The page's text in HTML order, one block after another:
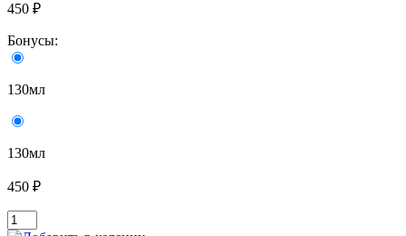
450 ₽
Бонусы:
130мл
130мл
450 ₽